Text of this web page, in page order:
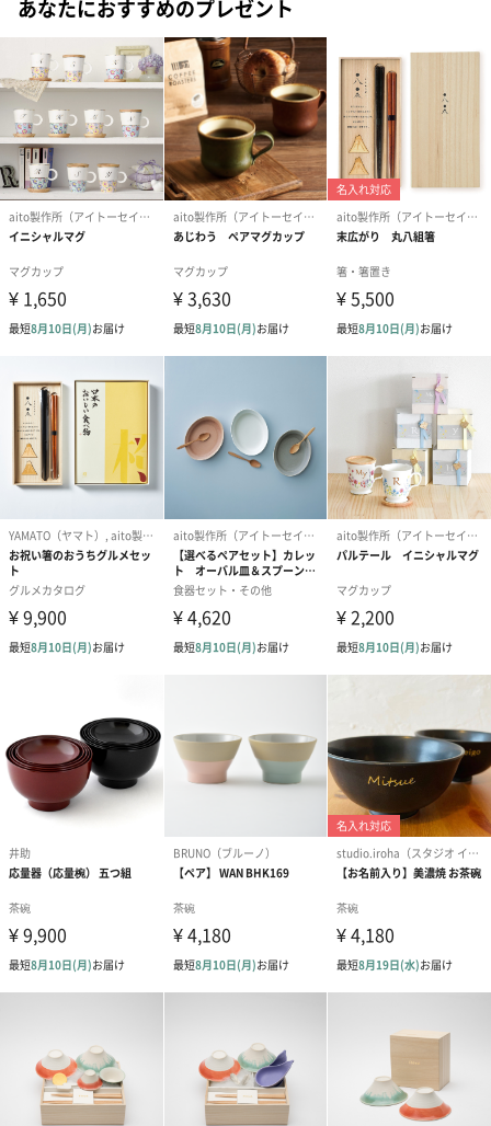
大切にしている3つのこと
「仕立てる」…暮らしを愉しく仕立てていくお手伝いができるも
の
「ちょっと」…ちょっと便利、ちょっと使いやすい、ちょっとし
た工夫があるもの
「ときめき」…使うのが楽しみになる、心が弾む、使いたくなる
もの
3つの思いをこめてものづくりをしています。
商品詳細情報
原材料
茶碗：陶器（美濃焼）
セット内容
茶碗×2
利休箸（非塗装）×2
サイズ
茶碗：幅122mm×高さ67mm
全体重量
550g
外装の形状
直方体化粧箱
外装サイズ
長さ260mm×幅130mm×高さ72mm
製造国
商品オプション情報
紙袋
お渡し用の紙袋です。
商品に合わせたサイズをお届けします。
あなたにおすすめのプレゼント